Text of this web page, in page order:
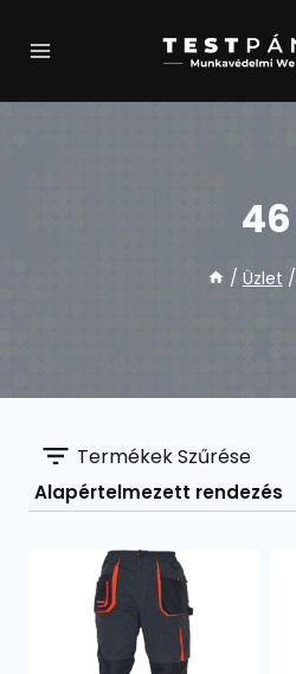
46
/ Üzlet /
Termékek Szűrése